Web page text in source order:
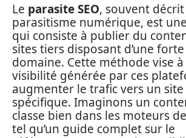
Le parasite SEO, souvent
parasitisme numérique, est
qui consiste à publier du
sites tiers disposant d’une
domaine. Cette méthode vise
visibilité générée par ces
augmenter le trafic vers un site
spécifique. Imaginons un
classe bien dans les moteurs
tel qu’un guide complet sur le